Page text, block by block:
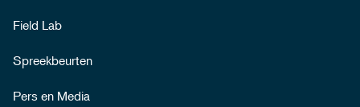
Field Lab
Spreekbeurten
Pers en Media